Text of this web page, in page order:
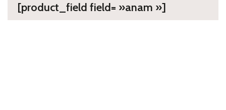
[product_field field= »anam »]